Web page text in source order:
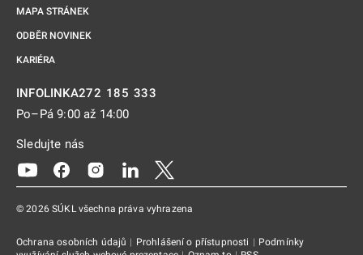
MAPA STRÁNEK
ODBĚR NOVINEK
KARIÉRA
INFOLINKA272 185 333
Po–Pá 9:00 až 14:00
Sledujte nás
Odkaz se otevře na nové kartě
Odkaz se otevře na nové kartě
Odkaz se otevře na nové kartě
Odkaz se otevře na nové kartě
© 2026 SÚKL všechna práva vyhrazena
Ochrana osobních údajů | Prohlášení o přístupnosti | Podmínky